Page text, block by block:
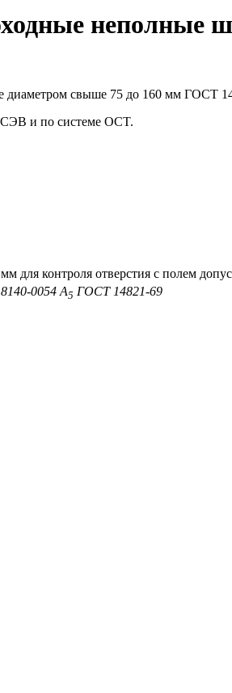
неполные
и по системе OCT.
для контроля отверстия с полем
0054 А5 ГОСТ 14821-69